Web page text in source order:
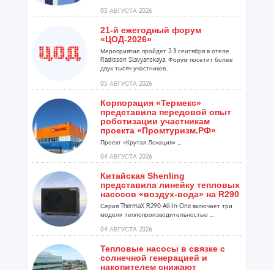
05 АВГУСТА 2026
21-й ежегодный форум
«ЦОД-2026»
Мероприятие пройдет 2-3 сентября в отеле
Radisson Slavyanskaya. Форум посетит более
двух тысяч участников...
05 АВГУСТА 2026
Корпорация «Термекс»
представила передовой опыт
роботизации участникам
проекта «Промтуризм.РФ»
Проект «Крутая Локация» ...
04 АВГУСТА 2026
Китайская Shenling
представила линейку тепловых
насосов «воздух-вода» на R290
Серия ThermaX R290 All-In-One включает три
модели теплопроизводительностью ...
04 АВГУСТА 2026
Тепловые насосы в связке с
солнечной генерацией и
накопителем снижают